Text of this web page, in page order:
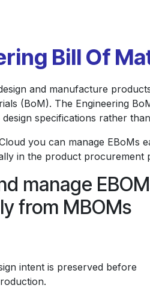
Bill Of
and manufacture
(BoM). The Engineering
specifications rather
you can manage EBoMs
in the product procurement
manage
from MBOMs
intent is preserved before